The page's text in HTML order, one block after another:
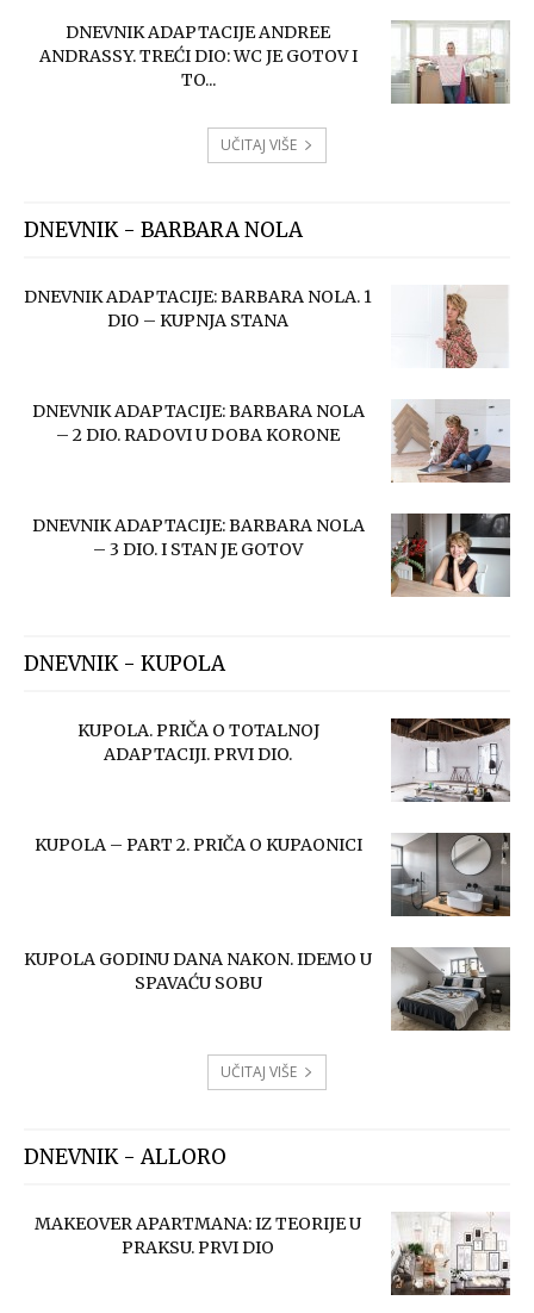
DNEVNIK ADAPTACIJE ANDREE
ANDRASSY. TREĆI DIO: WC JE GOTOV I
TO...
UČITAJ VIŠE
DNEVNIK - BARBARA NOLA
DNEVNIK ADAPTACIJE: BARBARA NOLA. 1
DIO – KUPNJA STANA
DNEVNIK ADAPTACIJE: BARBARA NOLA
– 2 DIO. RADOVI U DOBA KORONE
DNEVNIK ADAPTACIJE: BARBARA NOLA
– 3 DIO. I STAN JE GOTOV
DNEVNIK - KUPOLA
KUPOLA. PRIČA O TOTALNOJ
ADAPTACIJI. PRVI DIO.
KUPOLA – PART 2. PRIČA O KUPAONICI
KUPOLA GODINU DANA NAKON. IDEMO U
SPAVAĆU SOBU
UČITAJ VIŠE
DNEVNIK - ALLORO
MAKEOVER APARTMANA: IZ TEORIJE U
PRAKSU. PRVI DIO